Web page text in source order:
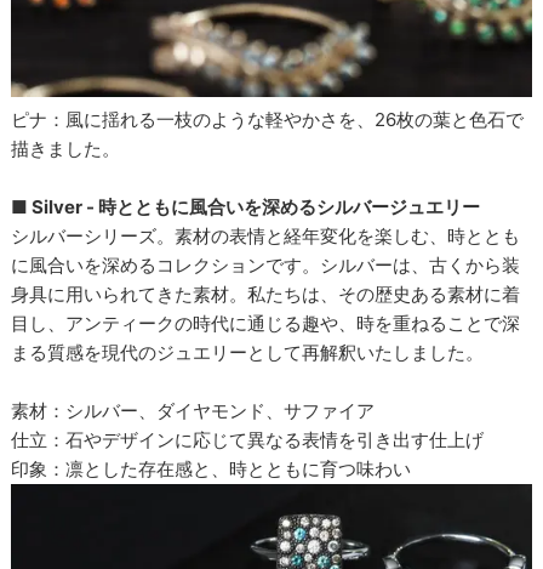
ピナ：風に揺れる一枝のような軽やかさを、26枚の葉と色石で
描きました。
■ Silver - 時とともに風合いを深めるシルバージュエリー
シルバーシリーズ。素材の表情と経年変化を楽しむ、時ととも
に風合いを深めるコレクションです。シルバーは、古くから装
身具に用いられてきた素材。私たちは、その歴史ある素材に着
目し、アンティークの時代に通じる趣や、時を重ねることで深
まる質感を現代のジュエリーとして再解釈いたしました。
素材：シルバー、ダイヤモンド、サファイア
仕立：石やデザインに応じて異なる表情を引き出す仕上げ
印象：凛とした存在感と、時とともに育つ味わい